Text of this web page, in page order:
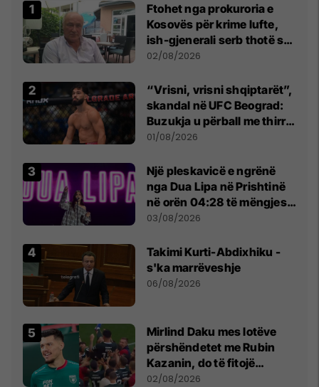
Ftohet nga prokuroria e
Kosovës për krime lufte,
ish-gjenerali serb thotë se
dikush e tradhtoi në
02/08/2026
“Vrisni, vrisni shqiptarët”,
skandal në UFC Beograd:
Buzukja u përball me thirrje
anti-shqiptare nga
01/08/2026
Një pleskavicë e ngrënë
nga Dua Lipa në Prishtinë
në orën 04:28 të mëngjesit
- dhe bota digjitale serbe
03/08/2026
Takimi Kurti-Abdixhiku -
s'ka marrëveshje
06/08/2026
Mirlind Daku mes lotëve
përshëndetet me Rubin
Kazanin, do të fitojë
miliona te Spartak Moska
02/08/2026